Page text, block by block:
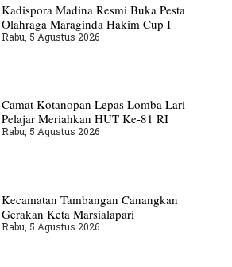
Kadispora Madina Resmi Buka Pesta
Olahraga Maraginda Hakim Cup I
Rabu, 5 Agustus 2026
Camat Kotanopan Lepas Lomba Lari
Pelajar Meriahkan HUT Ke-81 RI
Rabu, 5 Agustus 2026
Kecamatan Tambangan Canangkan
Gerakan Keta Marsialapari
Rabu, 5 Agustus 2026